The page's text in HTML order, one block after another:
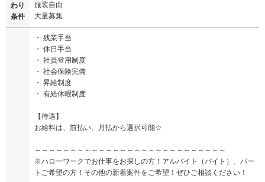
わり
条件
服装自由
大量募集
・ 残業手当
・ 休日手当
・ 社員登用制度
・ 社会保険完備
・ 昇給制度
・ 有給休暇制度
【待遇】
お給料は、前払い、月払から選択可能☆
～～～～～～～～～～～～～～～～～～～～～～～～～～～
※ハローワークでお仕事をお探しの方！アルバイト（バイト）、パー
トご希望の方！その他の新着案件をご希望！ぜひご相談ください！